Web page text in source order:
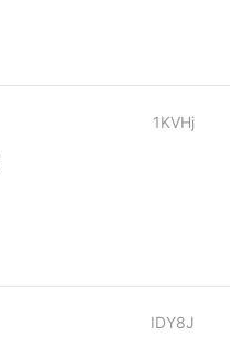
1KVHj
IDY8J